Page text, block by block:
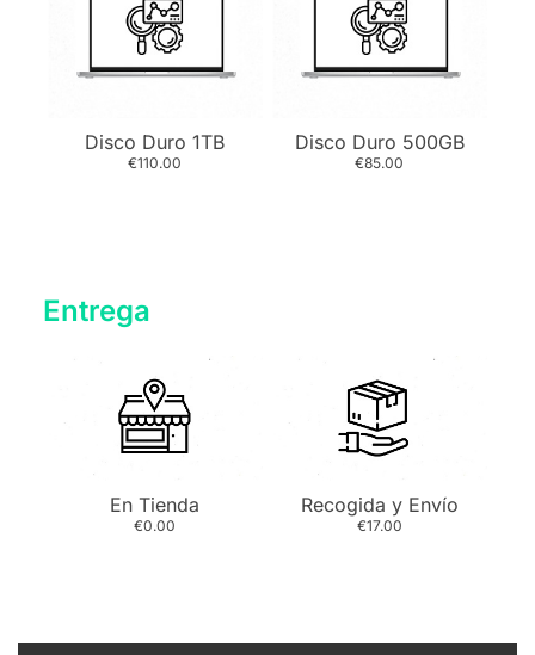
Disco Duro 1TB
€110.00
Disco Duro 500GB
€85.00
Entrega
En Tienda
€0.00
Recogida y Envío
€17.00